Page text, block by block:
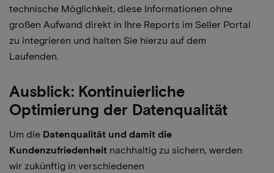
technische Möglichkeit, diese Informationen ohne
großen Aufwand direkt in Ihre Reports im Seller Portal
zu integrieren und halten Sie hierzu auf dem
Laufenden.
Ausblick: Kontinuierliche
Optimierung der Datenqualität
Um die Datenqualität und damit die
Kundenzufriedenheit nachhaltig zu sichern, werden
wir zukünftig in verschiedenen